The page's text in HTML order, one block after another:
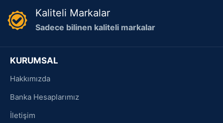
Kaliteli Markalar
Sadece bilinen kaliteli markalar
KURUMSAL
Hakkımızda
Banka Hesaplarımız
İletişim